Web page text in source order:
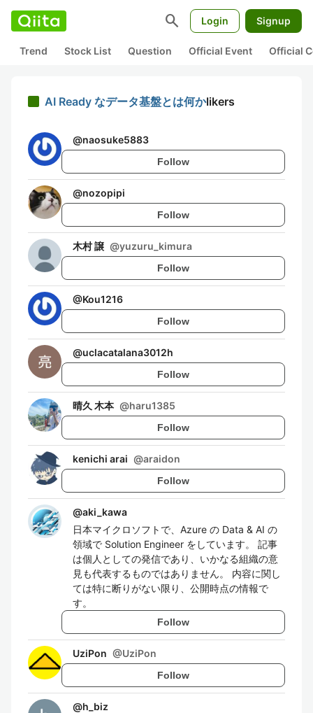
search Login Signup
Trend Stock List Question Official Event Official
AI Ready なデータ基盤とは何かlikers
@naosuke5883
Follow
@nozopipi
Follow
木村 譲 @yuzuru_kimura
Follow
@Kou1216
Follow
@uclacatalana3012h
Follow
晴久 木本 @haru1385
Follow
kenichi arai @araidon
Follow
@aki_kawa
日本マイクロソフトで、Azure の Data & AI の
領域で Solution Engineer をしています。 記事
は個人としての発信であり、いかなる組織の意
見も代表するものではありません。 内容に関し
ては特に断りがない限り、公開時点の情報で
す。
Follow
UziPon @UziPon
Follow
@h_biz